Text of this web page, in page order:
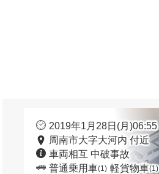
2019年1月28日(月)06:55
周南市大字大河内 付近
車両相互 中破事故
普通乗用車(1) 軽貨物車(1)